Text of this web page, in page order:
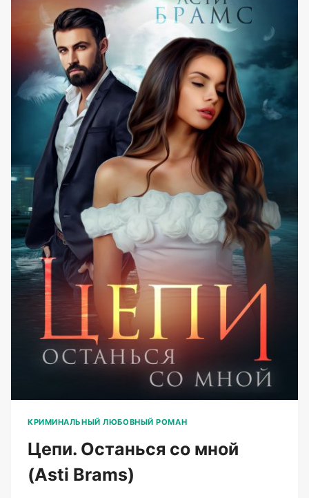
КРИМИНАЛЬНЫЙ ЛЮБОВНЫЙ РОМАН
Цепи. Останься со мной
(Asti Brams)